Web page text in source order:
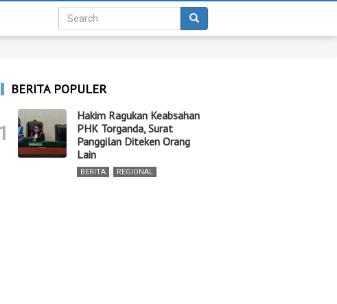
BERITA POPULER
1
Hakim Ragukan Keabsahan
PHK Torganda, Surat
Panggilan Diteken Orang
Lain
BERITA , REGIONAL